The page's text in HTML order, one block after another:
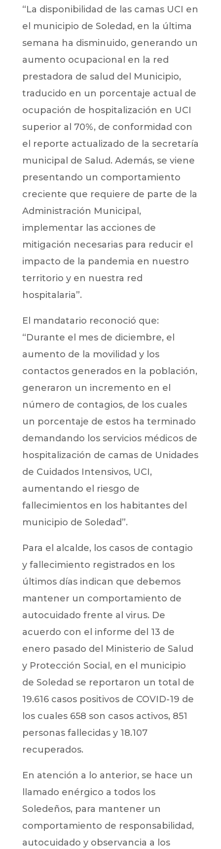
“La disponibilidad de las camas UCI en
el municipio de Soledad, en la última
semana ha disminuido, generando un
aumento ocupacional en la red
prestadora de salud del Municipio,
traducido en un porcentaje actual de
ocupación de hospitalización en UCI
superior al 70%, de conformidad con
el reporte actualizado de la secretaría
municipal de Salud. Además, se viene
presentando un comportamiento
creciente que requiere de parte de la
Administración Municipal,
implementar las acciones de
mitigación necesarias para reducir el
impacto de la pandemia en nuestro
territorio y en nuestra red
hospitalaria”.
El mandatario reconoció que:
“Durante el mes de diciembre, el
aumento de la movilidad y los
contactos generados en la población,
generaron un incremento en el
número de contagios, de los cuales
un porcentaje de estos ha terminado
demandando los servicios médicos de
hospitalización de camas de Unidades
de Cuidados Intensivos, UCI,
aumentando el riesgo de
fallecimientos en los habitantes del
municipio de Soledad”.
Para el alcalde, los casos de contagio
y fallecimiento registrados en los
últimos días indican que debemos
mantener un comportamiento de
autocuidado frente al virus. De
acuerdo con el informe del 13 de
enero pasado del Ministerio de Salud
y Protección Social, en el municipio
de Soledad se reportaron un total de
19.616 casos positivos de COVID-19 de
los cuales 658 son casos activos, 851
personas fallecidas y 18.107
recuperados.
En atención a lo anterior, se hace un
llamado enérgico a todos los
Soledeños, para mantener un
comportamiento de responsabilidad,
autocuidado y observancia a los